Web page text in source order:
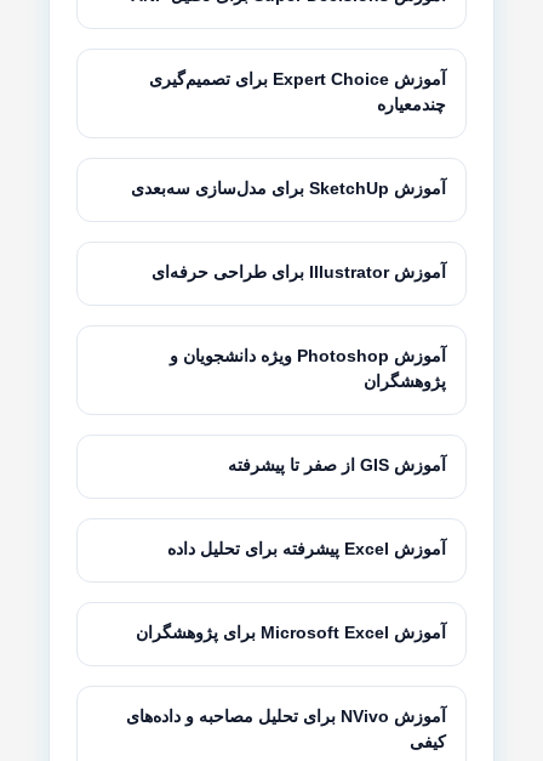
آموزش Expert Choice برای تصمیم‌گیری
چندمعیاره
آموزش SketchUp برای مدل‌سازی سه‌بعدی
آموزش Illustrator برای طراحی حرفه‌ای
آموزش Photoshop ویژه دانشجویان و
پژوهشگران
آموزش GIS از صفر تا پیشرفته
آموزش Excel پیشرفته برای تحلیل داده
آموزش Microsoft Excel برای پژوهشگران
آموزش NVivo برای تحلیل مصاحبه و داده‌های
کیفی